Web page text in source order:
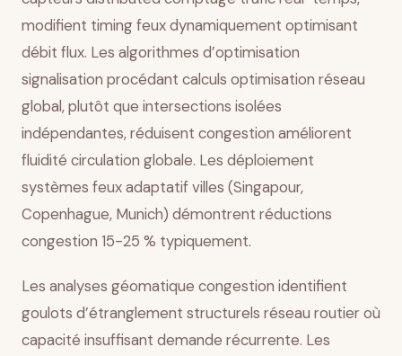
modifient timing feux dynamiquement optimisant
débit flux. Les algorithmes d’optimisation
signalisation procédant calculs optimisation réseau
global, plutôt que intersections isolées
indépendantes, réduisent congestion améliorent
fluidité circulation globale. Les déploiement
systèmes feux adaptatif villes (Singapour,
Copenhague, Munich) démontrent réductions
congestion 15-25 % typiquement.
Les analyses géomatique congestion identifient
goulots d’étranglement structurels réseau routier où
capacité insuffisant demande récurrente. Les